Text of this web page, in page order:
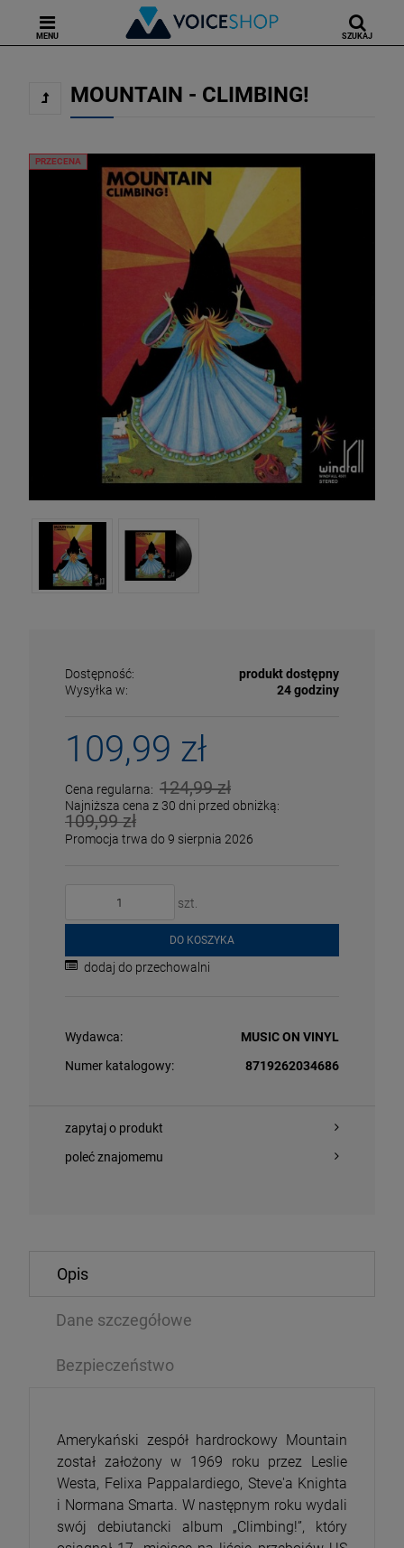
MENU SZUKAJ
MOUNTAIN - CLIMBING!
PRZECENA
Dostępność:
produkt dostępny
Wysyłka w:
24 godziny
109,99 zł
Cena regularna: 124,99 zł
Najniższa cena z 30 dni przed obniżką:
109,99 zł
Promocja trwa do 9 sierpnia 2026
szt.
DO KOSZYKA
dodaj do przechowalni
Wydawca:
MUSIC ON VINYL
Numer katalogowy:
8719262034686
zapytaj o produkt
poleć znajomemu
Opis
Dane szczegółowe
Bezpieczeństwo
Amerykański zespół hardrockowy Mountain
został założony w 1969 roku przez Leslie
Westa, Felixa Pappalardiego, Steve'a Knighta
i Normana Smarta. W następnym roku wydali
swój debiutancki album „Climbing!”, który